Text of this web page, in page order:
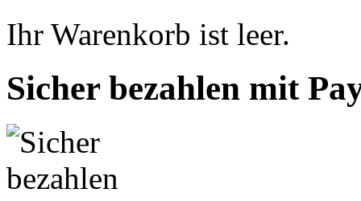
Ihr Warenkorb ist leer.
Sicher bezahlen mit